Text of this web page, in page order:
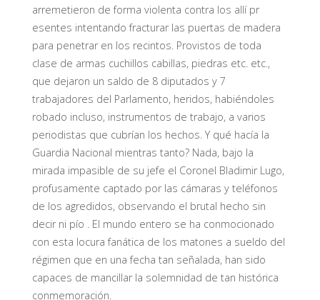
arremetieron de forma violenta contra los allí pr
esentes intentando fracturar las puertas de madera
para penetrar en los recintos. Provistos de toda
clase de armas cuchillos cabillas, piedras etc. etc.,
que dejaron un saldo de 8 diputados y 7
trabajadores del Parlamento, heridos, habiéndoles
robado incluso, instrumentos de trabajo, a varios
periodistas que cubrían los hechos. Y qué hacía la
Guardia Nacional mientras tanto? Nada, bajo la
mirada impasible de su jefe el Coronel Bladimir Lugo,
profusamente captado por las cámaras y teléfonos
de los agredidos, observando el brutal hecho sin
decir ni pío . El mundo entero se ha conmocionado
con esta locura fanática de los matones a sueldo del
régimen que en una fecha tan señalada, han sido
capaces de mancillar la solemnidad de tan histórica
conmemoración.